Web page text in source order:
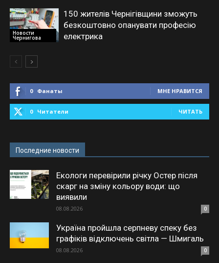
Новости
Чернигова
150 жителів Чернігівщини зможуть
безкоштовно опанувати професію
електрика
0 Фанаты МНЕ НРАВИТСЯ
0 Читатели ЧИТАТЬ
Последние новости
Екологи перевірили річку Остер після
скарг на зміну кольору води: що
виявили
08.08.2026 0
Україна пройшла серпневу спеку без
графіків відключень світла — Шмигаль
08.08.2026 0